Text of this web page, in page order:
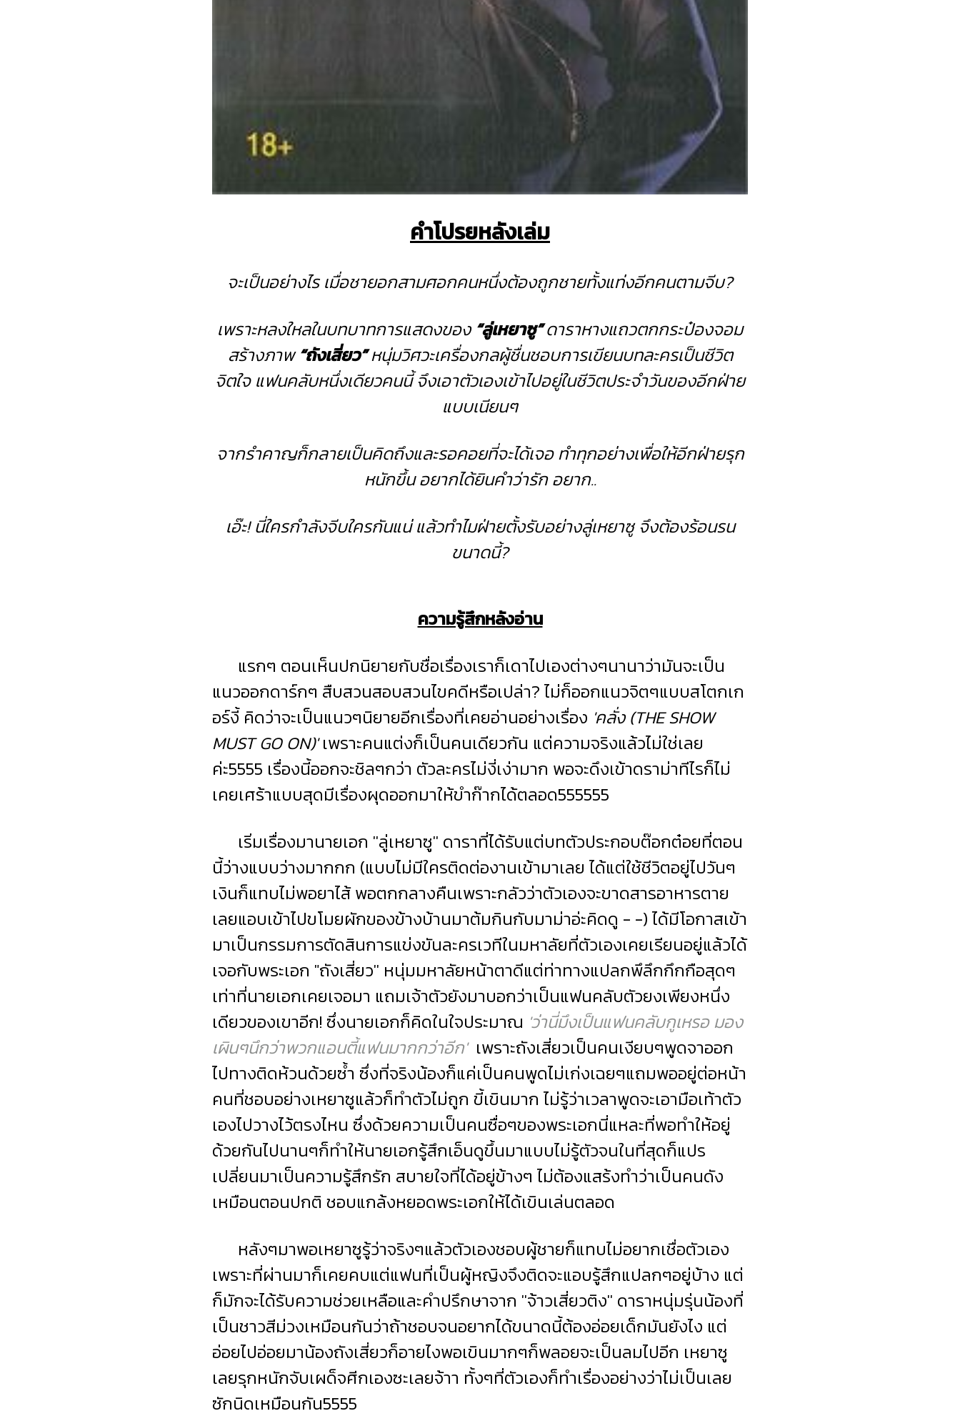
คำโปรยหลังเล่ม
จะเป็นอย่างไร เมื่อชายอกสามศอกคนหนึ่งต้องถูกชายทั้งแท่งอีกคนตามจีบ?
เพราะหลงใหลในบทบาทการแสดงของ “ลู่เหยาซู”ดาราหางแถวตกกระป๋องจอม
สร้างภาพ“ถังเสี่ยว”หนุ่มวิศวะเครื่องกลผู้ชื่นชอบการเขียนบทละครเป็นชีวิต
จิตใจ แฟนคลับหนึ่งเดียวคนนี้ จึงเอาตัวเองเข้าไปอยู่ในชีวิตประจำวันของอีกฝ่าย
แบบเนียนๆ
จากรำคาญก็กลายเป็นคิดถึงและรอคอยที่จะได้เจอ ทำทุกอย่างเพื่อให้อีกฝ่ายรุก
หนักขึ้น อยากได้ยินคำว่ารัก อยาก..
เอ๊ะ! นี่ใครกำลังจีบใครกันแน่ แล้วทำไมฝ่ายตั้งรับอย่างลู่เหยาซู จึงต้องร้อนรน
ขนาดนี้?
ความรู้สึกหลังอ่าน
แรกๆ ตอนเห็นปกนิยายกับชื่อเรื่องเราก็เดาไปเองต่างๆนานาว่ามันจะเป็น
แนวออกดาร์กๆ สืบสวนสอบสวนไขคดีหรือเปล่า? ไม่ก็ออกแนวจิตๆแบบสโตกเก
อร์งี้ คิดว่าจะเป็นแนวๆนิยายอีกเรื่องที่เคยอ่านอย่างเรื่อง 'คลั่ง (THE SHOW
MUST GO ON)'เพราะคนแต่งก็เป็นคนเดียวกัน แต่ความจริงแล้วไม่ใช่เลย
ค่ะ5555 เรื่องนี้ออกจะชิลๆกว่า ตัวละครไม่งี่เง่ามาก พอจะดึงเข้าดราม่าทีไรก็ไม่
เคยเศร้าแบบสุดมีเรื่องผุดออกมาให้ขำก๊ากได้ตลอด555555
เริ่มเรื่องมานายเอก ''ลู่เหยาซู'' ดาราที่ได้รับแต่บทตัวประกอบต๊อกต๋อยที่ตอน
นี้ว่างแบบว่างมากกก (แบบไม่มีใครติดต่องานเข้ามาเลย ได้แต่ใช้ชีวิตอยู่ไปวันๆ
เงินก็แทบไม่พอยาไส้ พอตกกลางคืนเพราะกลัวว่าตัวเองจะขาดสารอาหารตาย
เลยแอบเข้าไปขโมยผักของข้างบ้านมาต้มกินกับมาม่าอ่ะคิดดู - -) ได้มีโอกาสเข้า
มาเป็นกรรมการตัดสินการแข่งขันละครเวทีในมหาลัยที่ตัวเองเคยเรียนอยู่แล้วได้
เจอกับพระเอก "ถังเสี่ยว'' หนุ่มมหาลัยหน้าตาดีแต่ท่าทางแปลกพึลึกกึกกือสุดๆ
เท่าที่นายเอกเคยเจอมา แถมเจ้าตัวยังมาบอกว่าเป็นแฟนคลับตัวยงเพียงหนึ่ง
เดียวของเขาอีก! ซึ่งนายเอกก็คิดในใจประมาณ 'ว่านี่มึงเป็นแฟนคลับกูเหรอ มอง
เผินๆนึกว่าพวกแอนตี้แฟนมากกว่าอีก' เพราะถังเสี่ยวเป็นคนเงียบๆพูดจาออก
ไปทางติดห้วนด้วยซ้ำ ซึ่งที่จริงน้องก็แค่เป็นคนพูดไม่เก่งเฉยๆแถมพออยู่ต่อหน้า
คนที่ชอบอย่างเหยาซูแล้วก็ทำตัวไม่ถูก ขี้เขินมาก ไม่รู้ว่าเวลาพูดจะเอามือเท้าตัว
เองไปวางไว้ตรงไหน ซึ่งด้วยความเป็นคนซื่อๆของพระเอกนี่แหละที่พอทำให้อยู่
ด้วยกันไปนานๆก็ทำให้นายเอกรู้สึกเอ็นดูขึ้นมาแบบไม่รู้ตัวจนในที่สุดก็แปร
เปลี่ยนมาเป็นความรู้สึกรัก สบายใจที่ได้อยู่ข้างๆ ไม่ต้องแสร้งทำว่าเป็นคนดัง
เหมือนตอนปกติ ชอบแกล้งหยอดพระเอกให้ได้เขินเล่นตลอด
หลังๆมาพอเหยาซูรู้ว่าจริงๆแล้วตัวเองชอบผู้ชายก็แทบไม่อยากเชื่อตัวเอง
เพราะที่ผ่านมาก็เคยคบแต่แฟนที่เป็นผู้หญิงจึงติดจะแอบรู้สึกแปลกๆอยู่บ้าง แต่
ก็มักจะได้รับความช่วยเหลือและคำปรึกษาจาก ''จ้าวเสี่ยวติง'' ดาราหนุ่มรุ่นน้องที่
เป็นชาวสีม่วงเหมือนกันว่าถ้าชอบจนอยากได้ขนาดนี้ต้องอ่อยเด็กมันยังไง แต่
อ่อยไปอ่อยมาน้องถังเสี่ยวก็อายไงพอเขินมากๆก็พลอยจะเป็นลมไปอีก เหยาซู
เลยรุกหนักจับเผด็จศีกเองซะเลยจ้าา ทั้งๆที่ตัวเองก็ทำเรื่องอย่างว่าไม่เป็นเลย
ซักนิดเหมือนกัน5555